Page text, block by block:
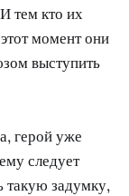
тем кто их
момент они
выступить
герой уже
следует
такую задумку,